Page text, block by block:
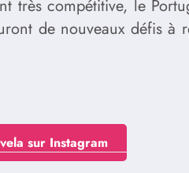
très compétitive, le
de nouveaux défis
sur Instagram